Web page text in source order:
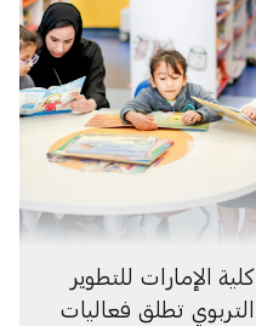
كلية الإمارات للتطوير
التربوي تطلق فعاليات